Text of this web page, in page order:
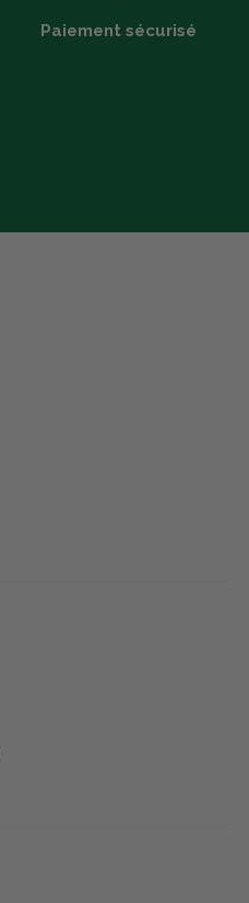
Paiement sécurisé